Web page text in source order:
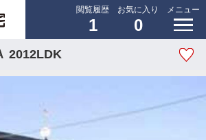
閲覧履歴
1
お気に入り
0
メニュー
2012LDK